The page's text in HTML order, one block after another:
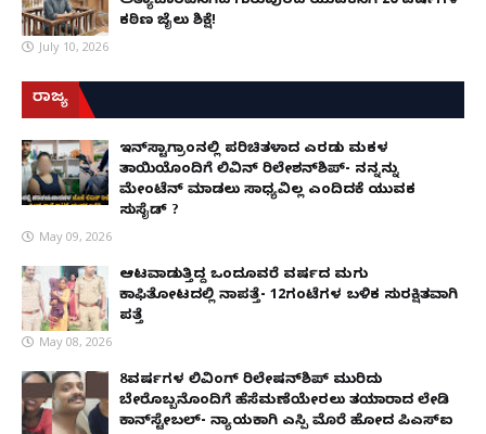
ಕಠಿಣ ಜೈಲು ಶಿಕ್ಷೆ!
July 10, 2026
ರಾಜ್ಯ
ಇನ್​ಸ್ಟಾಗ್ರಾಂನಲ್ಲಿ ಪರಿಚಿತಳಾದ ಎರಡು ಮಕ್ಕಳ
ತಾಯಿಯೊಂದಿಗೆ ಲಿವಿನ್ ರಿಲೇಶನ್​ಶಿಪ್- ನನ್ನನ್ನು
ಮೇಂಟೆನ್ ಮಾಡಲು ಸಾಧ್ಯವಿಲ್ಲ ಎಂದಿದಕ್ಕೆ ಯುವಕ
ಸುಸೈಡ್ ?
May 09, 2026
ಆಟವಾಡುತ್ತಿದ್ದ ಒಂದೂವರೆ ವರ್ಷದ ಮಗು
ಕಾಫಿತೋಟದಲ್ಲಿ ನಾಪತ್ತೆ- 12ಗಂಟೆಗಳ ಬಳಿಕ ಸುರಕ್ಷಿತವಾಗಿ
ಪತ್ತೆ
May 08, 2026
8ವರ್ಷಗಳ ಲಿವಿಂಗ್‌ ರಿಲೇಷನ್‌ಶಿಪ್ ಮುರಿದು
ಬೇರೊಬ್ಬನೊಂದಿಗೆ ಹೆಸೆಮಣೆಯೇರಲು ತಯಾರಾದ ಲೇಡಿ
ಕಾನ್‌ಸ್ಟೇಬಲ್- ನ್ಯಾಯಕ್ಕಾಗಿ ಎಸ್ಪಿ ಮೊರೆ ಹೋದ ಪಿಎಸ್ಐ